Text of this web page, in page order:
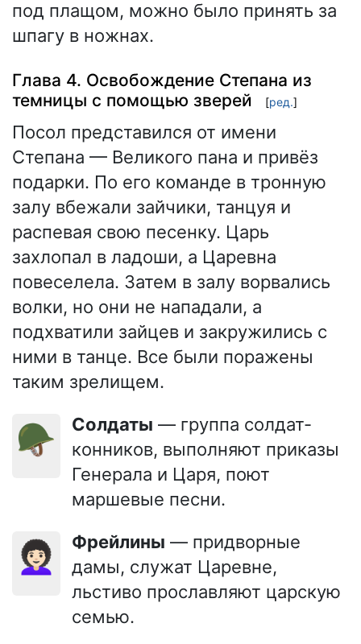
под плащом, можно было принять за
шпагу в ножнах.
Глава 4. Освобождение Степана из
темницы с помощью зверей
[ред.]
Посол представился от имени
Степана — Великого пана и привёз
подарки. По его команде в тронную
залу вбежали зайчики, танцуя и
распевая свою песенку. Царь
захлопал в ладоши, а Царевна
повеселела. Затем в залу ворвались
волки, но они не нападали, а
подхватили зайцев и закружились с
ними в танце. Все были поражены
таким зрелищем.
🪖 Солдаты — группа солдат-
конников, выполняют приказы
Генерала и Царя, поют
маршевые песни.
👩🏻‍🦱 Фрейлины — придворные
дамы, служат Царевне,
льстиво прославляют царскую
семью.